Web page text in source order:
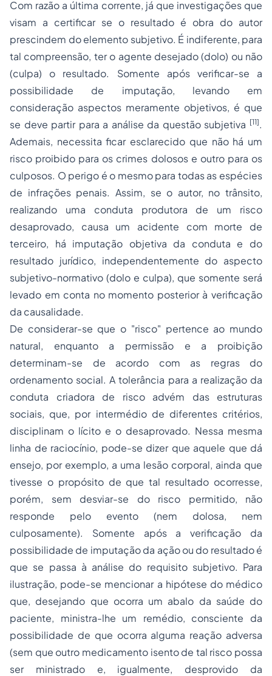
Com razão a última corrente, já que investigações que
visam a certificar se o resultado é obra do autor
prescindem do elemento subjetivo. É indiferente, para
tal compreensão, ter o agente desejado (dolo) ou não
(culpa) o resultado. Somente após verificar-se a
possibilidade de imputação, levando em
consideração aspectos meramente objetivos, é que
se deve partir para a análise da questão subjetiva [11].
Ademais, necessita ficar esclarecido que não há um
risco proibido para os crimes dolosos e outro para os
culposos. O perigo é o mesmo para todas as espécies
de infrações penais. Assim, se o autor, no trânsito,
realizando uma conduta produtora de um risco
desaprovado, causa um acidente com morte de
terceiro, há imputação objetiva da conduta e do
resultado jurídico, independentemente do aspecto
subjetivo-normativo (dolo e culpa), que somente será
levado em conta no momento posterior à verificação
da causalidade.
De considerar-se que o "risco" pertence ao mundo
natural, enquanto a permissão e a proibição
determinam-se de acordo com as regras do
ordenamento social. A tolerância para a realização da
conduta criadora de risco advém das estruturas
sociais, que, por intermédio de diferentes critérios,
disciplinam o lícito e o desaprovado. Nessa mesma
linha de raciocínio, pode-se dizer que aquele que dá
ensejo, por exemplo, a uma lesão corporal, ainda que
tivesse o propósito de que tal resultado ocorresse,
porém, sem desviar-se do risco permitido, não
responde pelo evento (nem dolosa, nem
culposamente). Somente após a verificação da
possibilidade de imputação da ação ou do resultado é
que se passa à análise do requisito subjetivo. Para
ilustração, pode-se mencionar a hipótese do médico
que, desejando que ocorra um abalo da saúde do
paciente, ministra-lhe um remédio, consciente da
possibilidade de que ocorra alguma reação adversa
(sem que outro medicamento isento de tal risco possa
ser ministrado e, igualmente, desprovido da